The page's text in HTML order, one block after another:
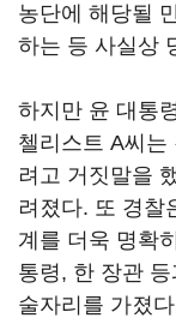
농단에 해당될
하는 등 사실상
하지만 윤 대통
첼리스트 A씨는
려고 거짓말을
려졌다. 또 경찰
계를 더욱 명확
통령, 한 장관
술자리를 가졌